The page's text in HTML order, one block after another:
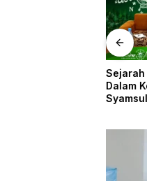
Kesaksian KH As’ad